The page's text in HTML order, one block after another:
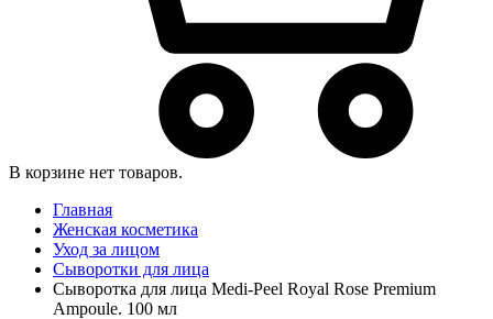
В корзине нет товаров.
Главная
Женская косметика
Уход за лицом
Сыворотки для лица
Сыворотка для лица Medi-Peel Royal Rose Premium
Ampoule. 100 мл